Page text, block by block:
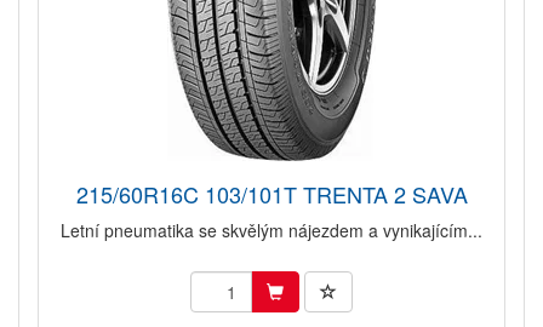
215/60R16C 103/101T TRENTA 2 SAVA
Letní pneumatika se skvělým nájezdem a vynikajícím...